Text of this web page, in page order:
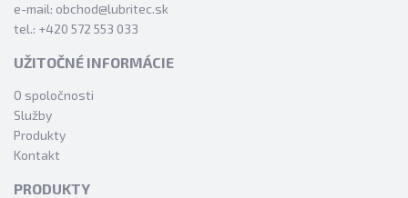
e-mail: obchod@lubritec.sk
tel.: +420 572 553 033
UŽITOČNÉ INFORMÁCIE
O spoločnosti
Služby
Produkty
Kontakt
PRODUKTY